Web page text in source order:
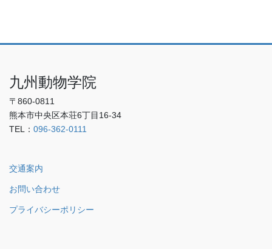
九州動物学院
〒860-0811
熊本市中央区本荘6丁目16-34
TEL： 096-362-0111
交通案内
お問い合わせ
プライバシーポリシー